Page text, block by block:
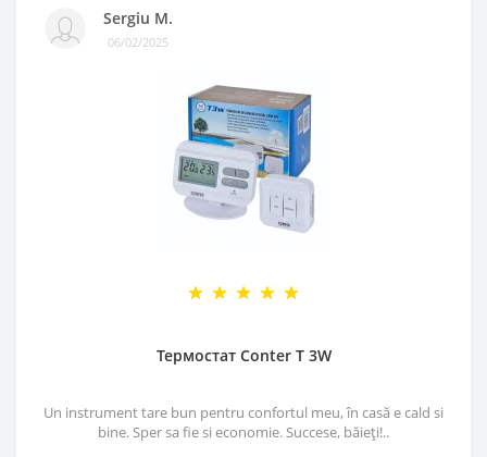
Sergiu M.
06/02/2025
Термостат Conter T 3W
Un instrument tare bun pentru confortul meu, în casă e cald si
bine. Sper sa fie si economie. Succese, băieți!..